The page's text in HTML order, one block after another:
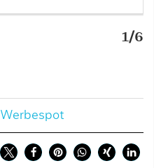
1/6
Werbespot